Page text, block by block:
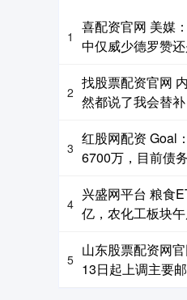
1
喜配资官网 美媒
中仅威少德罗赞
2
找股票配资官网
然都说了我会替
3
红股网配资 Goal
6700万，目前债
4
兴盛网平台 粮食
亿，农化工板块
5
山东股票配资网
13日起上调主要